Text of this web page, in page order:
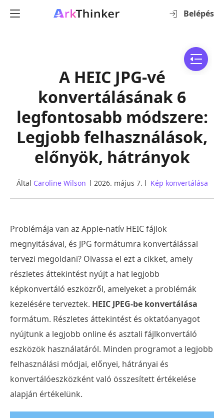
Belépés
A HEIC JPG-vé
konvertálásának 6
legfontosabb módszere:
Legjobb felhasználások,
előnyök, hátrányok
Által Caroline Wilson 2026. május 7. Kép konvertálása
Problémája van az Apple-natív HEIC fájlok
megnyitásával, és JPG formátumra konvertálással
tervezi megoldani? Olvassa el ezt a cikket, amely
részletes áttekintést nyújt a hat legjobb
képkonvertáló eszközről, amelyeket a problémák
kezelésére terveztek. HEIC JPEG-be konvertálása
formátum. Részletes áttekintést és oktatóanyagot
nyújtunk a legjobb online és asztali fájlkonvertáló
eszközök használatáról. Minden programot a legjobb
felhasználási módjai, előnyei, hátrányai és
konvertálóeszközként való összesített értékelése
alapján értékelünk.